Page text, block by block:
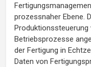
prozessnaher Ebene.
Produktionssteuerung
Betriebsprozesse
der Fertigung in
Daten von